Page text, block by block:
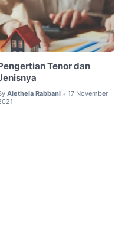
Tenor dan
Aletheia Rabbani • 17 November